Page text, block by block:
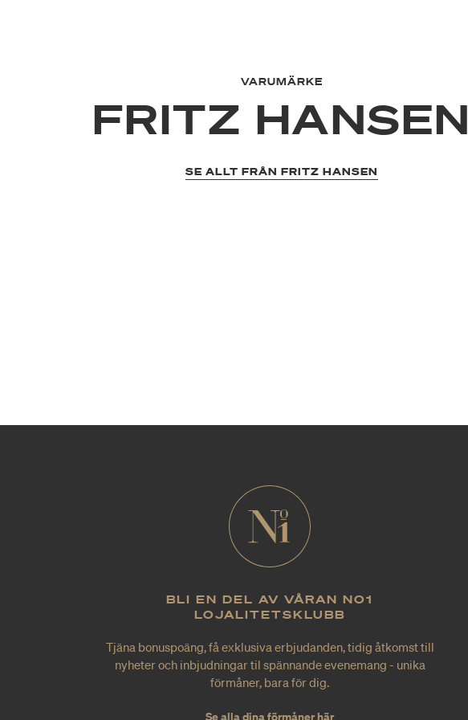
VARUMÄRKE
FRITZ HANSEN
SE ALLT FRÅN FRITZ HANSEN
BLI EN DEL AV VÅRAN NO1
LOJALITETSKLUBB
Tjäna bonuspoäng, få exklusiva erbjudanden, tidig åtkomst till
nyheter och inbjudningar til spännande evenemang - unika
förmåner, bara för dig.
Se alla dina förmåner här